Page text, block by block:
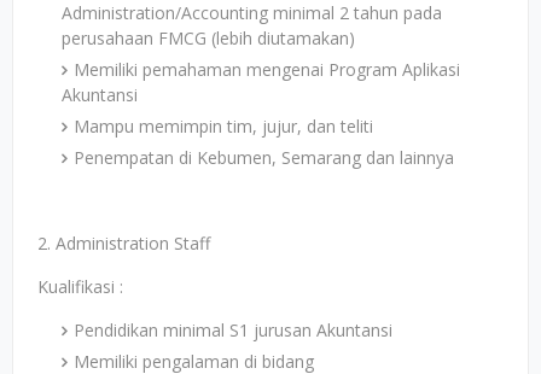
Administration/Accounting minimal 2 tahun pada
perusahaan FMCG (lebih diutamakan)
Memiliki pemahaman mengenai Program Aplikasi
Akuntansi
Mampu memimpin tim, jujur, dan teliti
Penempatan di Kebumen, Semarang dan lainnya
2. Administration Staff
Kualifikasi :
Pendidikan minimal S1 jurusan Akuntansi
Memiliki pengalaman di bidang